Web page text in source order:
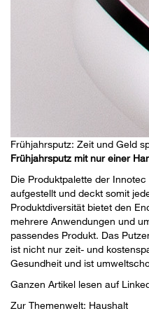
Frühjahrsputz: Zeit und Geld
Frühjahrsputz mit nur einer
Die Produktpalette der
aufgestellt und deckt somit
Produktdiversität bietet den
mehrere Anwendungen und
passendes Produkt. Das
ist nicht nur zeit- und
Gesundheit und ist
Ganzen Artikel lesen auf
Zur Themenwelt: Haushalt